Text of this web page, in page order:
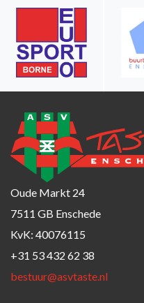
Oude Markt 24
7511 GB Enschede
KvK: 40076115
+31 53 432 62 38
bestuur@asvtaste.nl